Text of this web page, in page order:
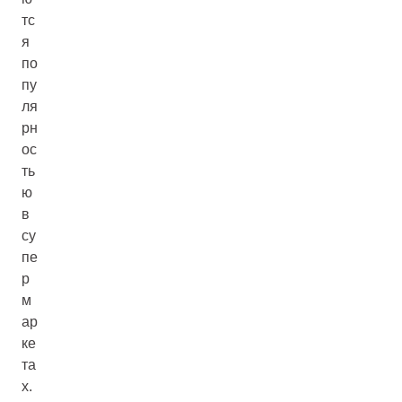
тс
я
по
пу
ля
рн
ос
ть
ю
в
су
пе
р
м
ар
ке
та
х.